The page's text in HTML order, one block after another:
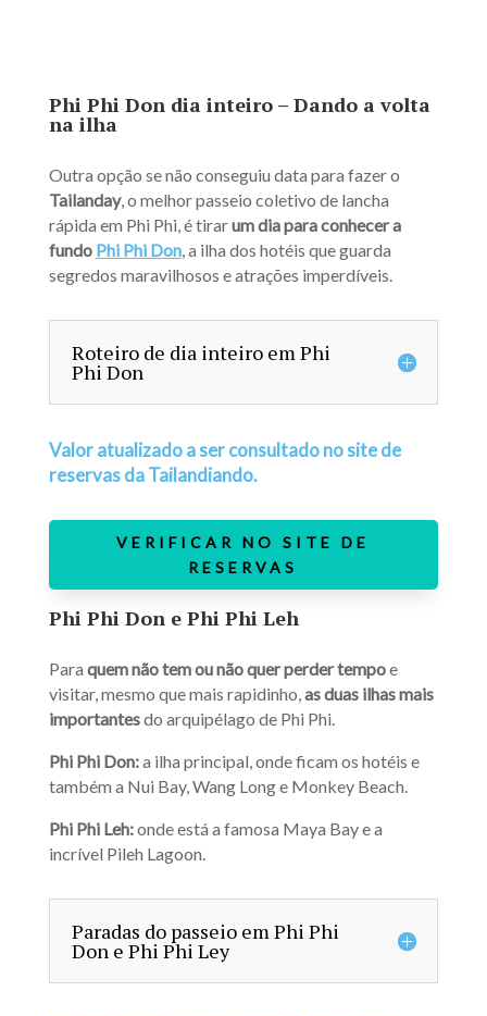
Phi Phi Don dia inteiro – Dando a volta
na ilha
Outra opção se não conseguiu data para fazer o
Tailanday, o melhor passeio coletivo de lancha
rápida em Phi Phi, é tirarum dia para conhecer a
fundo Phi Phi Don, a ilha dos hotéis que guarda
segredos maravilhosos e atrações imperdíveis.
Roteiro de dia inteiro em Phi
Phi Don
Valor atualizado a ser consultado no site de
reservas da Tailandiando.
VERIFICAR NO SITE DE
RESERVAS
Phi Phi Don e Phi Phi Leh
Para quem não tem ou não quer perder tempoe
visitar, mesmo que mais rapidinho,asduas ilhas mais
importantesdo arquipélago de Phi Phi.
Phi Phi Don:a ilha principal, onde ficam os hotéis e
também a Nui Bay, Wang Long e Monkey Beach.
Phi Phi Leh:onde está a famosa Maya Bay e a
incrível Pileh Lagoon.
Paradas do passeio em Phi Phi
Don e Phi Phi Ley